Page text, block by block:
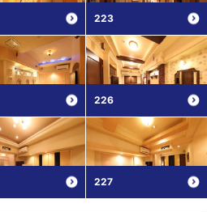
223
226
227